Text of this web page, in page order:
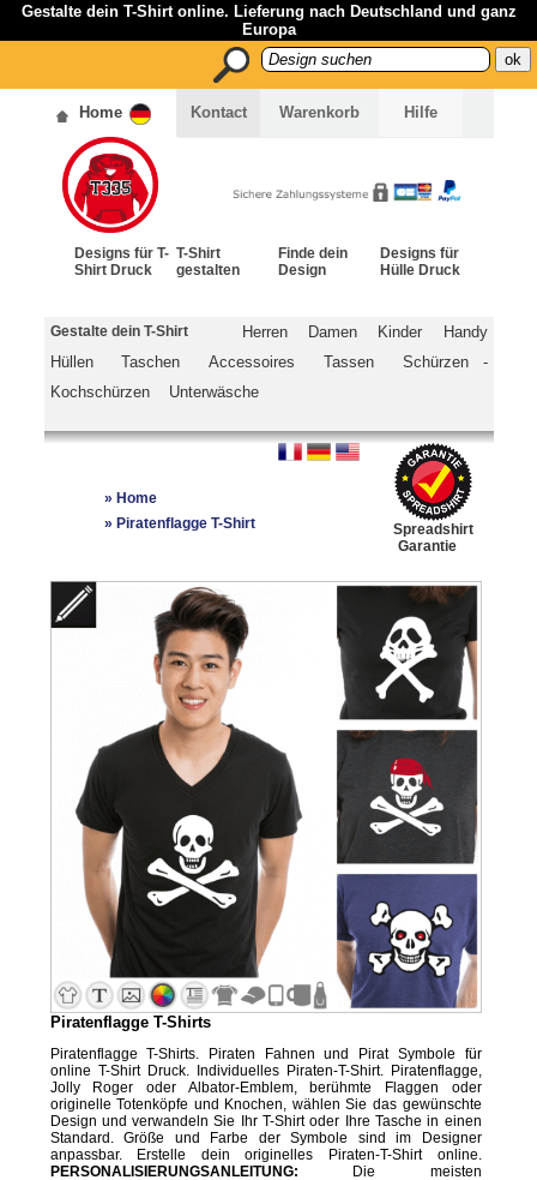
Gestalte dein T-Shirt online. Lieferung nach Deutschland und ganz
Europa
Home Kontact Warenkorb Hilfe
Designs für T-
Shirt Druck
T-Shirt
gestalten
Finde dein
Design
Designs für
Hülle Druck
Gestalte dein T-Shirt Herren Damen Kinder
Handy
Hüllen
Taschen Accessoires Tassen
Schürzen -
Kochschürzen
Unterwäsche
Spreadshirt
Garantie
» Home
» Piratenflagge T-Shirt
Piratenflagge T-Shirts
Piratenflagge T-Shirts. Piraten Fahnen und Pirat Symbole für
online T-Shirt Druck. Individuelles Piraten-T-Shirt. Piratenflagge,
Jolly Roger oder Albator-Emblem, berühmte Flaggen oder
originelle Totenköpfe und Knochen, wählen Sie das gewünschte
Design und verwandeln Sie Ihr T-Shirt oder Ihre Tasche in einen
Standard. Größe und Farbe der Symbole sind im Designer
anpassbar. Erstelle dein originelles Piraten-T-Shirt online.
PERSONALISIERUNGSANLEITUNG: Die meisten